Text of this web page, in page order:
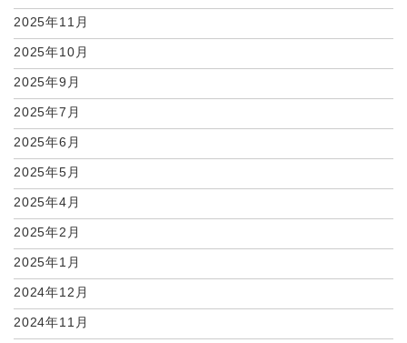
2025年11月
2025年10月
2025年9月
2025年7月
2025年6月
2025年5月
2025年4月
2025年2月
2025年1月
2024年12月
2024年11月